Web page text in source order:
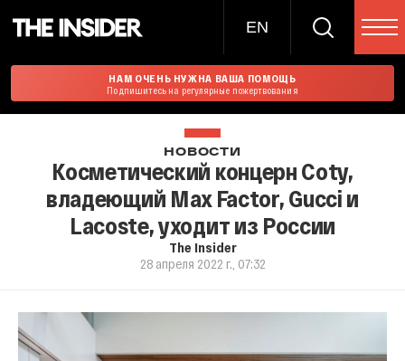
EN
НАМ ОЧЕНЬ НУЖНА ВАША ПОМОЩЬ
Подпишитесь на регулярные пожертвования
НОВОСТИ
Косметический концерн Coty,
владеющий Max Factor, Gucci и
Lacoste, уходит из России
The Insider
28 апреля 2022 г., 07:32